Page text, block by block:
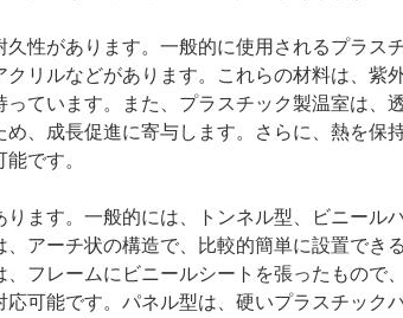
性があります。一般的に使用されるプラス
リルなどがあります。これらの材料は、紫
ています。また、プラスチック製温室は、
、成長促進に寄与します。さらに、熱を保
です。
ます。一般的には、トンネル型、ビニールハ
アーチ状の構造で、比較的簡単に設置でき
フレームにビニールシートを張ったもので
可能です。パネル型は、硬いプラスチック